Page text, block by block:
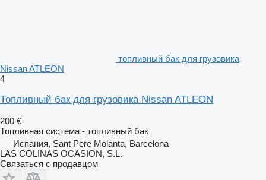
топливный бак для грузовика
Nissan ATLEON
4
Топливный бак для грузовика Nissan ATLEON
200 €
Топливная система - топливный бак
Испания, Sant Pere Molanta, Barcelona
LAS COLINAS OCASION, S.L.
Связаться с продавцом